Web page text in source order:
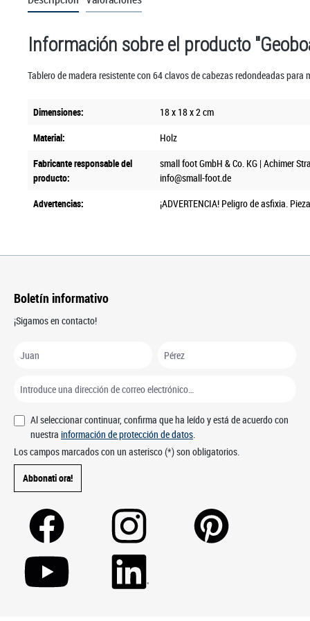
Información sobre el producto
Tablero de madera resistente con 64 clavos de cabezas redondeadas
Dimensiones:
18 x 18 x 2 cm
Material:
Holz
Fabricante responsable del
producto:
small foot GmbH & Co. KG | Achimer
info@small-foot.de
Advertencias:
¡ADVERTENCIA! Peligro de asfixia.
Boletín informativo
¡Sigamos en contacto!
Al seleccionar continuar, confirma que ha leído y está de acuerdo con
nuestra información de protección de datos.
Los campos marcados con un asterisco (*) son obligatorios.
Abbonati ora!